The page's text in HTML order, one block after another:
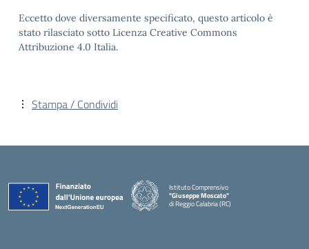
Eccetto dove diversamente specificato, questo articolo è
stato rilasciato sotto Licenza Creative Commons
Attribuzione 4.0 Italia.
Stampa / Condividi
Istituto Comprensivo
"Giuseppe Moscato"
di Reggio Calabria (RC)
— Visita la pagina iniziale della scuola